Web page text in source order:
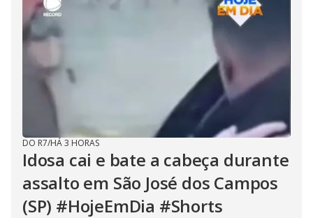
DO R7/HÁ 3 HORAS
Idosa cai e bate a cabeça durante
assalto em São José dos Campos
(SP) #HojeEmDia #Shorts